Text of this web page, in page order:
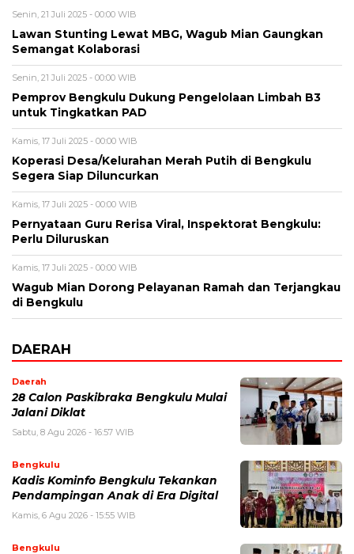
Senin, 21 Juli 2025 - 00:00 WIB
Lawan Stunting Lewat MBG, Wagub Mian Gaungkan
Semangat Kolaborasi
Senin, 21 Juli 2025 - 00:00 WIB
Pemprov Bengkulu Dukung Pengelolaan Limbah B3
untuk Tingkatkan PAD
Kamis, 17 Juli 2025 - 00:00 WIB
Koperasi Desa/Kelurahan Merah Putih di Bengkulu
Segera Siap Diluncurkan
Kamis, 17 Juli 2025 - 00:00 WIB
Pernyataan Guru Rerisa Viral, Inspektorat Bengkulu:
Perlu Diluruskan
Kamis, 17 Juli 2025 - 00:00 WIB
Wagub Mian Dorong Pelayanan Ramah dan Terjangkau
di Bengkulu
DAERAH
Daerah
28 Calon Paskibraka Bengkulu Mulai
Jalani Diklat
Sabtu, 8 Agu 2026 - 16:57 WIB
Bengkulu
Kadis Kominfo Bengkulu Tekankan
Pendampingan Anak di Era Digital
Kamis, 6 Agu 2026 - 15:55 WIB
Bengkulu